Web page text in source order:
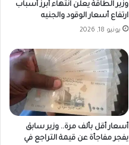
وزير الطاقة يعلن انتهاء أبرز أسباب
ارتفاع أسعار الوقود والجنيه
يونيو 18, 2026
أسعار أقل بألف مرة.. وزير سابق
يفجر مفاجأة عن قيمة التراجع في